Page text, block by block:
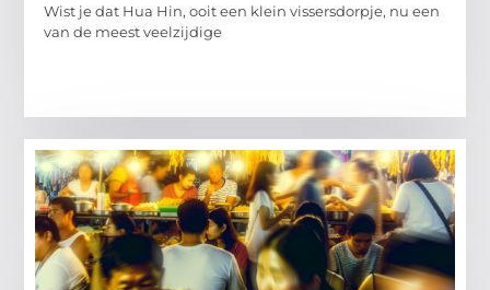
Wist je dat Hua Hin, ooit een klein vissersdorpje, nu een
van de meest veelzijdige